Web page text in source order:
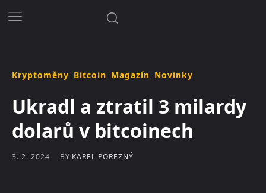
Kryptoměny Bitcoin Magazín Novinky
Ukradl a ztratil 3 milardy
dolarů v bitcoinech
3. 2. 2024 BY KAREL POREZNÝ